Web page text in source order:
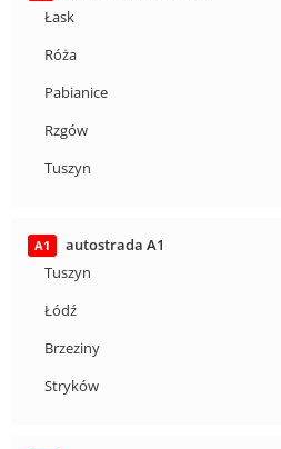
Łask
Róża
Pabianice
Rzgów
Tuszyn
A1
autostrada A1
Tuszyn
Łódź
Brzeziny
Stryków